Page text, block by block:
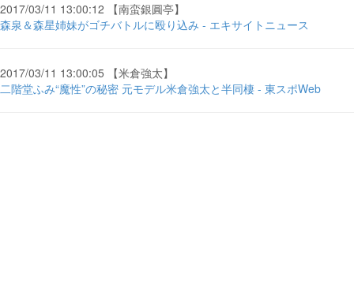
2017/03/11 13:00:12 【南蛮銀圓亭】
森泉＆森星姉妹がゴチバトルに殴り込み - エキサイトニュース
2017/03/11 13:00:05 【米倉強太】
二階堂ふみ“魔性”の秘密 元モデル米倉強太と半同棲 - 東スポWeb